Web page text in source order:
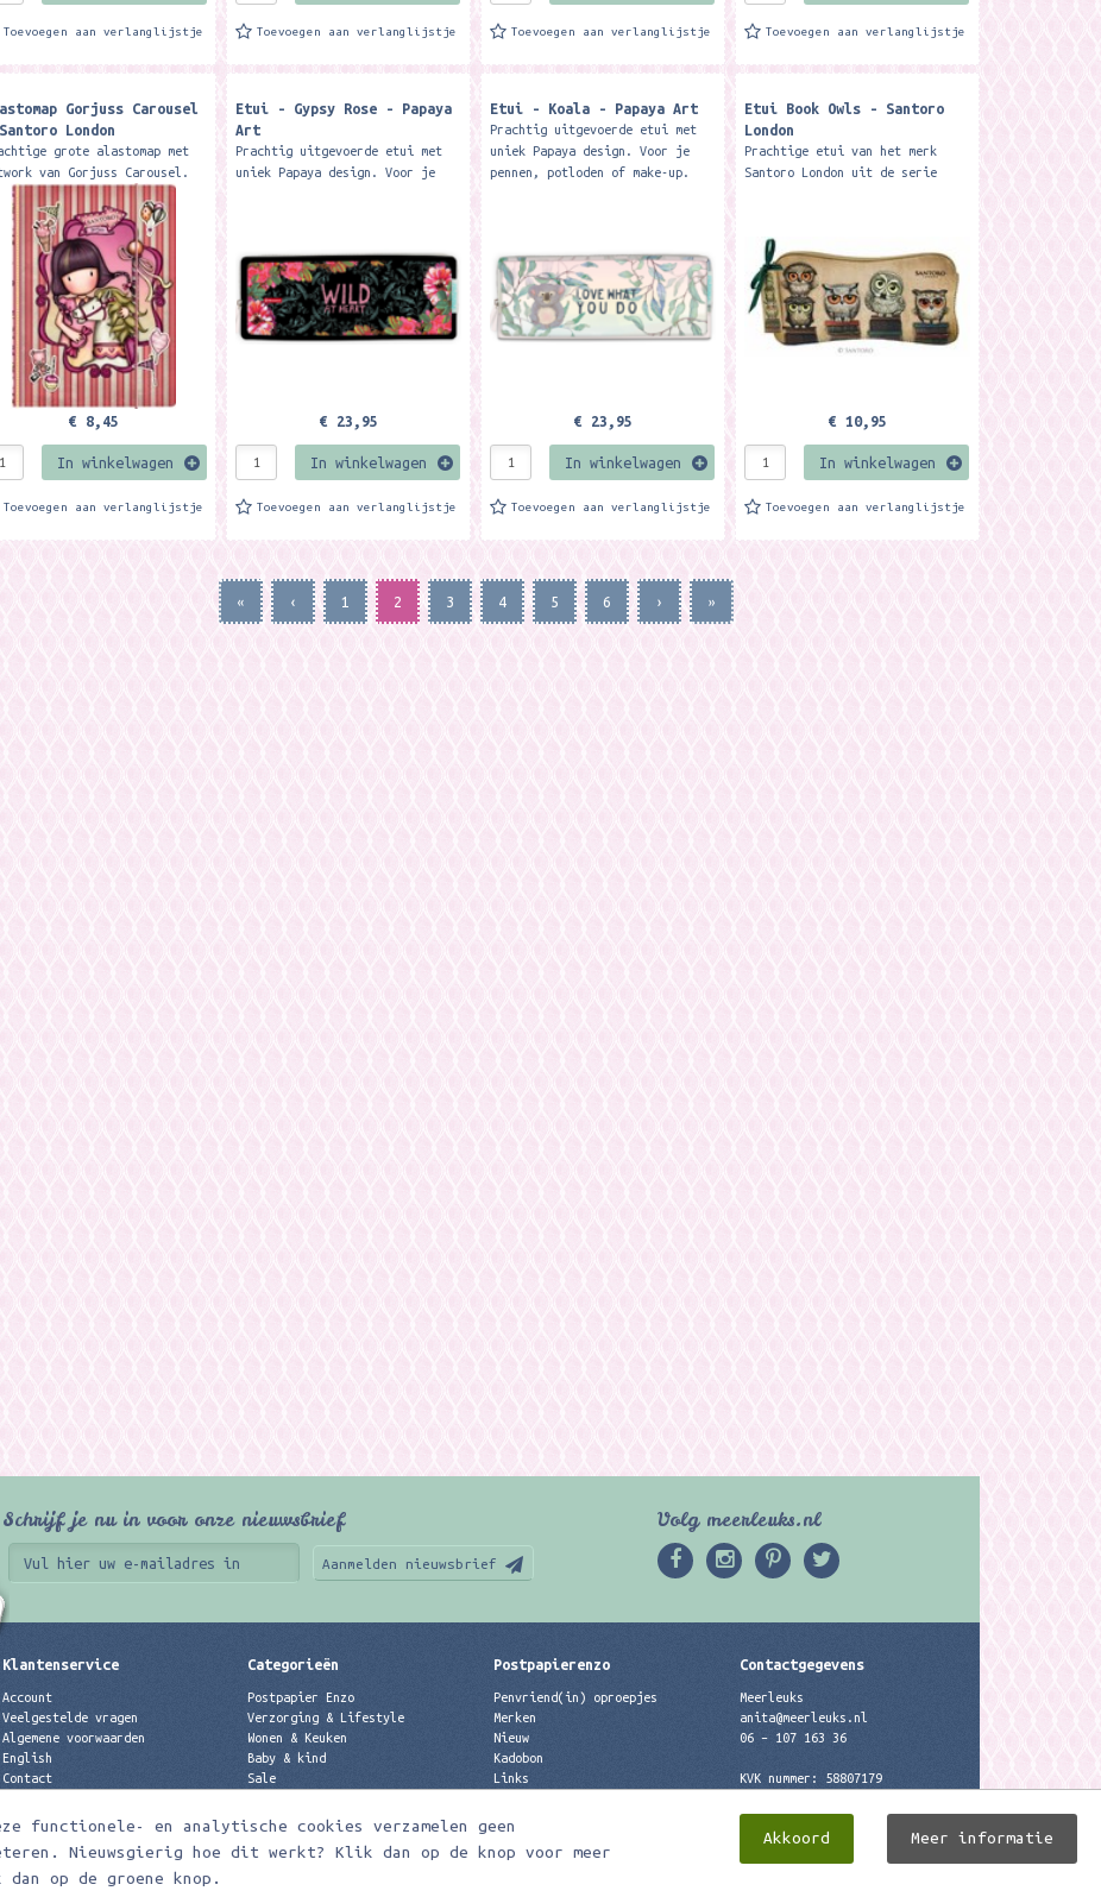
functionele- en analytische cookies verzamelen geen
Nieuwsgierig hoe dit werkt? Klik dan op de knop voor meer
op de groene knop.
Akkoord Meer informatie
Toevoegen aan verlanglijstje Toevoegen aan verlanglijstje Toevoegen aan verlanglijstje Toevoegen aan verlanglijstje
Gorjuss Carousel
London
grote alastomap met
van Gorjuss Carousel.
formaat van de map met
is ca. 33,4 x
cm. Merk:...
€ 8,45
In winkelwagen
Toevoegen aan verlanglijstje
Etui - Gypsy Rose - Papaya
Art
Prachtig uitgevoerde etui met
uniek Papaya design. Voor je
€ 23,95
In winkelwagen
Toevoegen aan verlanglijstje
Etui - Koala - Papaya Art
Prachtig uitgevoerde etui met
uniek Papaya design. Voor je
pennen, potloden of make-up.
€ 23,95
In winkelwagen
Toevoegen aan verlanglijstje
Etui Book Owls - Santoro
London
Prachtige etui van het merk
Santoro London uit de serie
€ 10,95
In winkelwagen
Toevoegen aan verlanglijstje
« ‹ 1 2 3 4 5 6 › »
Schrijf je nu in voor onze nieuwsbrief
Aanmelden nieuwsbrief
Volg meerleuks.nl
Klantenservice
Account
Veelgestelde vragen
Algemene voorwaarden
English
Contact
Categorieën
Postpapier Enzo
Verzorging & Lifestyle
Wonen & Keuken
Baby & kind
Sale
Best verkochte producten
Postpapierenzo
Penvriend(in) oproepjes
Merken
Nieuw
Kadobon
Links
Contactgegevens
Meerleuks
anita@meerleuks.nl
06 – 107 163 36
KVK nummer: 58807179